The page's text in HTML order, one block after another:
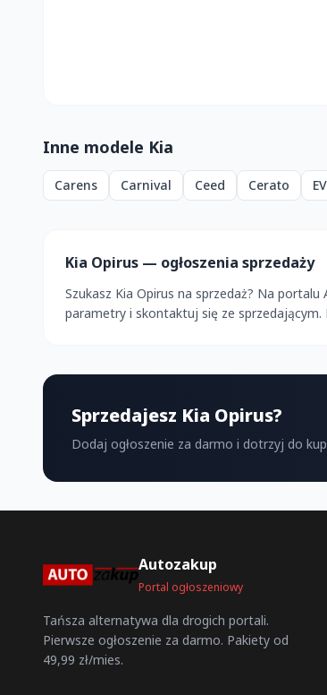
Inne modele Kia
Carens Carnival Ceed Cerato
Kia Opirus — ogłoszenia sprzedaży
Szukasz Kia Opirus na sprzedaż? Na
parametry i skontaktuj się ze
Sprzedajesz Kia Opirus?
Dodaj ogłoszenie za darmo i dotrzyj do
Autozakup
Portal ogłoszeniowy
Tańsza alternatywa dla drogich portali.
Pierwsze ogłoszenie za darmo. Pakiety od
49,99 zł/mies.